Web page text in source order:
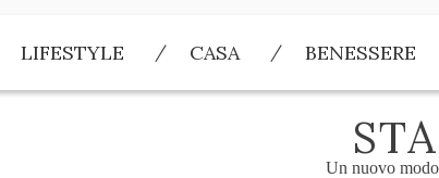
LIFESTYLE CASA BENESSERE
Un nuovo